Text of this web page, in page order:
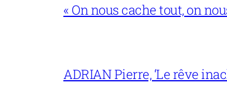
« On nous cache tout, on
ADRIAN Pierre, ‘Le rêve